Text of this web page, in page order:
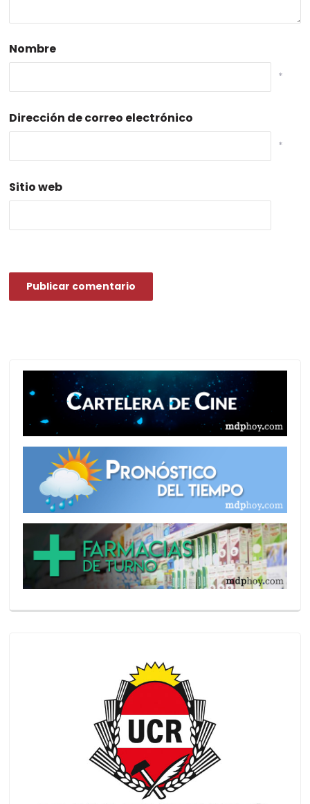
Nombre
*
Dirección de correo electrónico
*
Sitio web